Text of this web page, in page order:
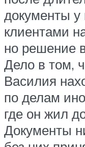
документы у
клиентами
но решение
Дело в том,
Василия
по делам
где он жил
Документы